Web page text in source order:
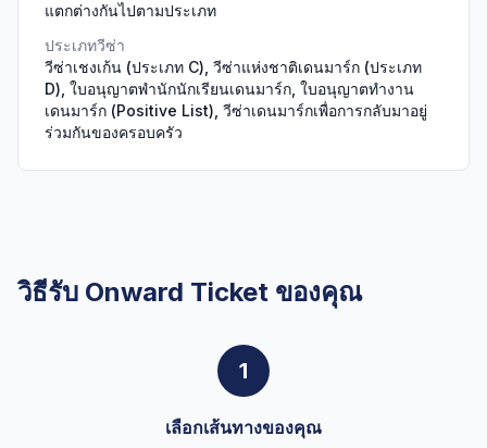
แตกต่างกันไปตามประเภท
ประเภทวีซ่า
วีซ่าเชงเก้น (ประเภท C), วีซ่าแห่งชาติเดนมาร์ก (ประเภท
D), ใบอนุญาตพำนักนักเรียนเดนมาร์ก, ใบอนุญาตทำงาน
เดนมาร์ก (Positive List), วีซ่าเดนมาร์กเพื่อการกลับมาอยู่
ร่วมกันของครอบครัว
วิธีรับ Onward Ticket ของคุณ
1
เลือกเส้นทางของคุณ